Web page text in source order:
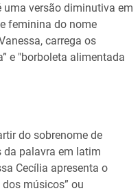
uma versão diminutiva em
feminina do nome
carrega os
e "borboleta alimentada
do sobrenome de
da palavra em latim
Cecília apresenta o
músicos” ou